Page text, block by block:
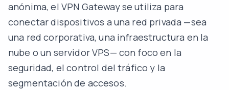
anónima, el VPN Gateway se utiliza para
conectar dispositivos a una red privada —sea
una red corporativa, una infraestructura en la
nube o un servidor VPS— con foco en la
seguridad, el control del tráfico y la
segmentación de accesos.